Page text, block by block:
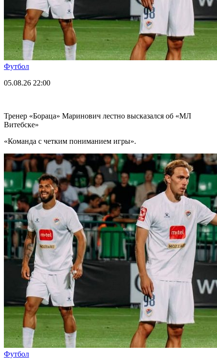
Футбол
05.08.26 22:00
Тренер «Бораца» Маринович лестно высказался об «МЛ
Витебске»
«Команда с четким пониманием игры».
Футбол